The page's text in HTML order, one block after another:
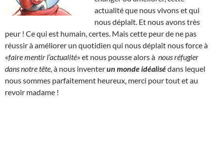
actualité que nous vivons et qui
nous déplaît. Et nous avons très
peur ! Ce qui est humain, certes. Mais cette peur de ne pas
réussir à améliorer un quotidien qui nous déplaît nous force à
«faire mentir l’actualité» et nous pousse alors à nous réfugier
dans notre tête , à nous inventerun monde idéalisédans lequel
nous sommes parfaitement heureux, merci pour tout et au
revoir madame !